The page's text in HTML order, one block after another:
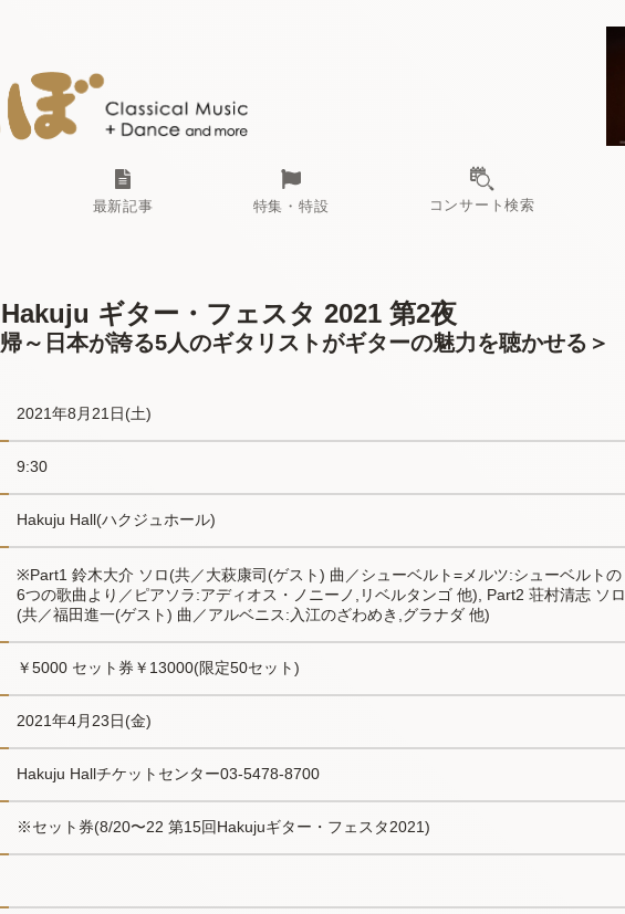
最新記事 特集・特設 コンサート検索
ギター・フェスタ 2021 第2夜
～日本が誇る5人のギタリストがギターの魅力を聴かせる＞
2021年8月21日(土)
9:30
Hakuju Hall(ハクジュホール)
※Part1 鈴木大介 ソロ(共／大萩康司(ゲスト) 曲／シューベルト=メルツ:シューベルトの
6つの歌曲より／ピアソラ:アディオス・ノニーノ,リベルタンゴ 他), Part2 荘村清志 ソロ
(共／福田進一(ゲスト) 曲／アルベニス:入江のざわめき,グラナダ 他)
￥5000 セット券￥13000(限定50セット)
2021年4月23日(金)
Hakuju Hallチケットセンター03-5478-8700
※セット券(8/20〜22 第15回Hakujuギター・フェスタ2021)